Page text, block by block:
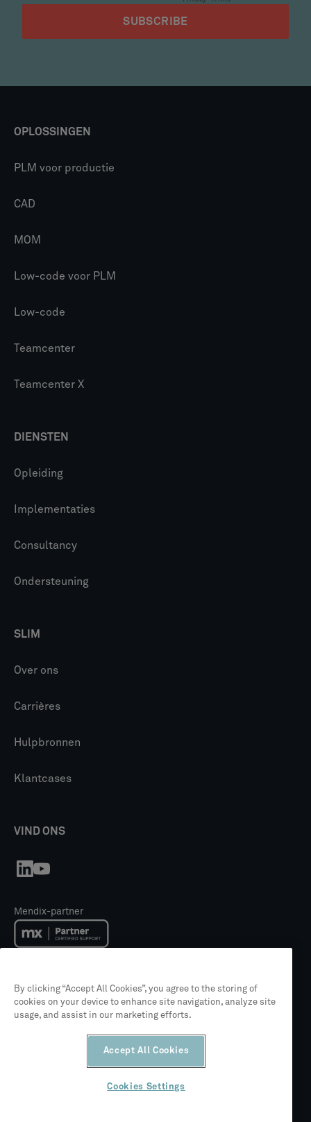
OPLOSSINGEN
PLM voor productie
CAD
MOM
Low-code voor PLM
Low-code
Teamcenter
Teamcenter X
DIENSTEN
Opleiding
Implementaties
Consultancy
Ondersteuning
SLIM
Over ons
Carrières
Hulpbronnen
Klantcases
VIND ONS
Mendix-partner
Partner van Siemens
By clicking “Accept All Cookies”, you agree to the storing of
cookies on your device to enhance site navigation, analyze site
usage, and assist in our marketing efforts.
Accept All Cookies
Cookies Settings